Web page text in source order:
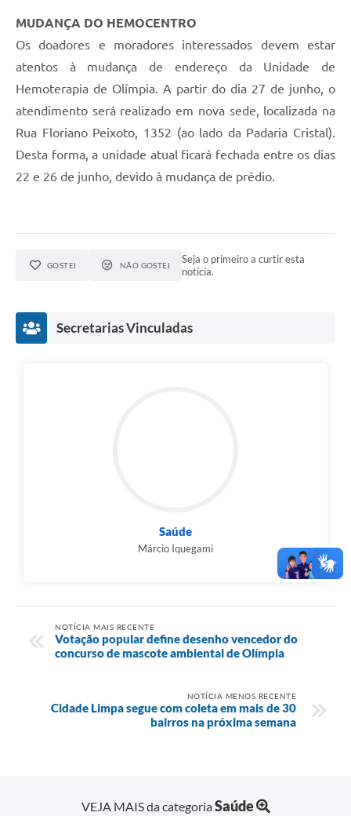
MUDANÇA DO HEMOCENTRO
Os doadores e moradores interessados devem estar
atentos à mudança de endereço da Unidade de
Hemoterapia de Olímpia. A partir do dia 27 de junho, o
atendimento será realizado em nova sede, localizada na
Rua Floriano Peixoto, 1352 (ao lado da Padaria Cristal).
Desta forma, a unidade atual ficará fechada entre os dias
22 e 26 de junho, devido à mudança de prédio.
GOSTEI NÃO GOSTEI
Seja o primeiro a curtir esta
notícia.
Secretarias Vinculadas
Saúde
Márcio Iquegami
NOTÍCIA MAIS RECENTE
Votação popular define desenho vencedor do
concurso de mascote ambiental de Olímpia
NOTÍCIA MENOS RECENTE
Cidade Limpa segue com coleta em mais de 30
bairros na próxima semana
VEJA MAIS da categoriaSaúde